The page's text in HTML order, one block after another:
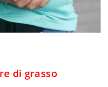
di grasso